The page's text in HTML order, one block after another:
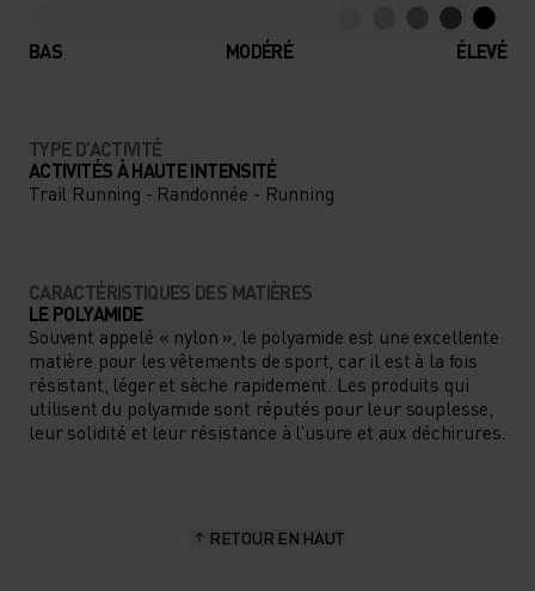
BAS MODÉRÉ ÉLEVÉ
TYPE D’ACTIVITÉ
ACTIVITÉS À HAUTE INTENSITÉ
Trail Running - Randonnée - Running
CARACTÉRISTIQUES DES MATIÈRES
LE POLYAMIDE
Souvent appelé « nylon », le polyamide est une excellente
matière pour les vêtements de sport, car il est à la fois
résistant, léger et sèche rapidement. Les produits qui
utilisent du polyamide sont réputés pour leur souplesse,
leur solidité et leur résistance à l’usure et aux déchirures.
RETOUR EN HAUT